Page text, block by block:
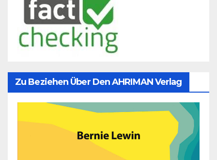
Zu Beziehen Über Den AHRIMAN Verlag